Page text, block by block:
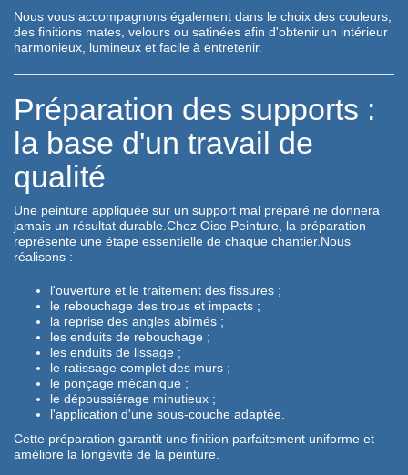
Nous vous accompagnons également dans le choix des couleurs,
des finitions mates, velours ou satinées afin d'obtenir un intérieur
harmonieux, lumineux et facile à entretenir.
Préparation des supports :
la base d'un travail de
qualité
Une peinture appliquée sur un support mal préparé ne donnera
jamais un résultat durable.Chez Oise Peinture, la préparation
représente une étape essentielle de chaque chantier.Nous
réalisons :
l'ouverture et le traitement des fissures ;
le rebouchage des trous et impacts ;
la reprise des angles abîmés ;
les enduits de rebouchage ;
les enduits de lissage ;
le ratissage complet des murs ;
le ponçage mécanique ;
le dépoussiérage minutieux ;
l'application d'une sous-couche adaptée.
Cette préparation garantit une finition parfaitement uniforme et
améliore la longévité de la peinture.